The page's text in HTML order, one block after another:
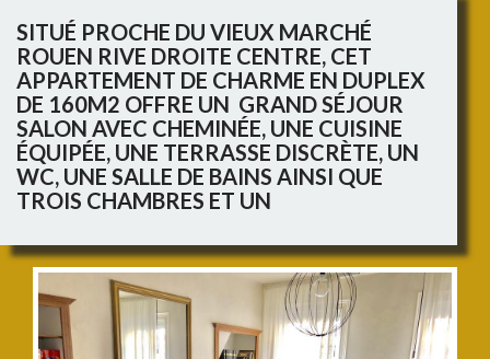
SITUÉ PROCHE DU VIEUX MARCHÉ
ROUEN RIVE DROITE CENTRE, CET
APPARTEMENT DE CHARME EN DUPLEX
DE 160M2 OFFRE UN GRAND SÉJOUR
SALON AVEC CHEMINÉE, UNE CUISINE
ÉQUIPÉE, UNE TERRASSE DISCRÈTE, UN
WC, UNE SALLE DE BAINS AINSI QUE
TROIS CHAMBRES ET UN